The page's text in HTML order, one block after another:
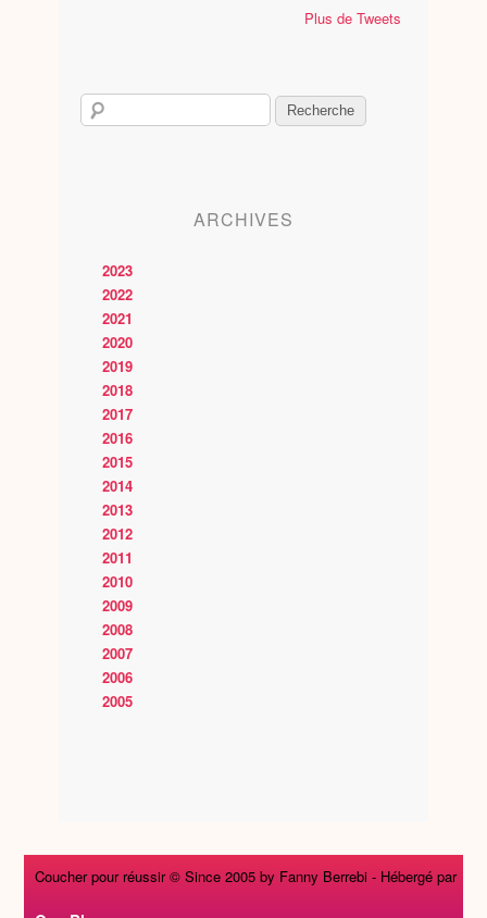
Plus de Tweets
ARCHIVES
2023
2022
2021
2020
2019
2018
2017
2016
2015
2014
2013
2012
2011
2010
2009
2008
2007
2006
2005
Coucher pour réussir © Since 2005 by Fanny Berrebi - Hébergé par